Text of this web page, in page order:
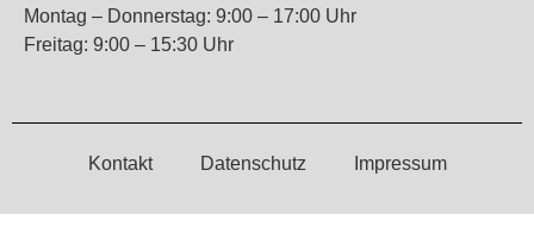
Montag – Donnerstag: 9:00 – 17:00 Uhr
Freitag: 9:00 – 15:30 Uhr
Kontakt Datenschutz Impressum